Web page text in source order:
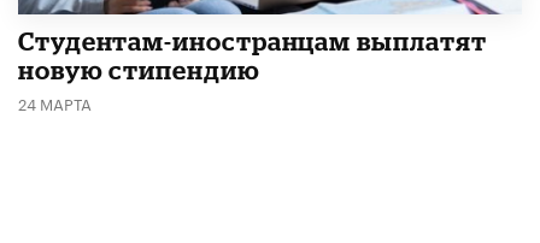
Студентам-иностранцам выплатят
новую стипендию
24 МАРТА